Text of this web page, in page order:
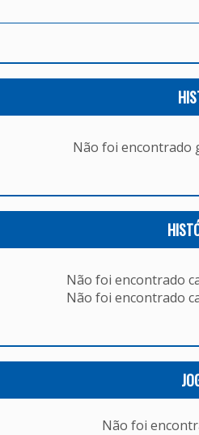
Não foi encontrado
Não foi encontrado
Não foi encontrado
Não foi